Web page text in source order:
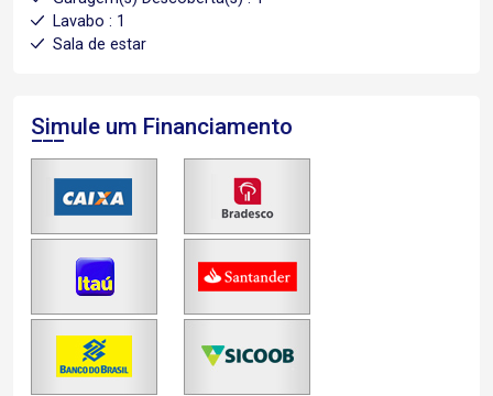
Lavabo : 1
Sala de estar
Simule um Financiamento